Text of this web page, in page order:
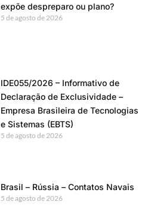
expõe despreparo ou plano?
5 de agosto de 2026
IDE055/2026 – Informativo de
Declaração de Exclusividade –
Empresa Brasileira de Tecnologias
e Sistemas (EBTS)
5 de agosto de 2026
Brasil – Rússia – Contatos Navais
5 de agosto de 2026